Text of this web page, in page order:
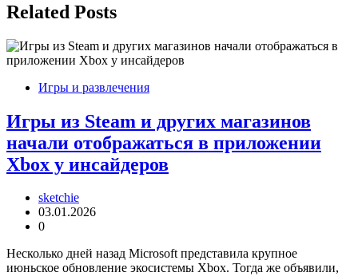
Related Posts
Игры и развлечения
Игры из Steam и других магазинов
начали отображаться в приложении
Xbox у инсайдеров
sketchie
03.01.2026
0
Несколько дней назад Microsoft представила крупное
июньское обновление экосистемы Xbox. Тогда же объявили,